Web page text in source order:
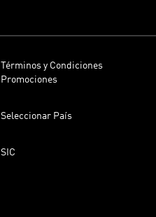
Términos y Condiciones
Promociones
Seleccionar País
SIC